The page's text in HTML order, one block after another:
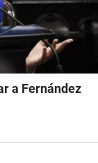
a Fernández